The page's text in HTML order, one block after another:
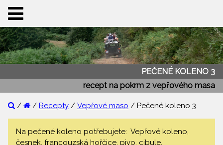
PEČENÉ KOLENO 3
recept na pokrm z vepřového masa
/ / Recepty / Vepřové maso / Pečené koleno 3
Na pečené koleno potřebujete: Vepřové koleno,
česnek, francouzská hořčice, pivo, cibule.